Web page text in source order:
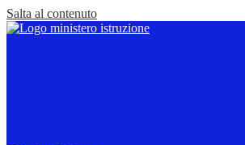
Salta al contenuto